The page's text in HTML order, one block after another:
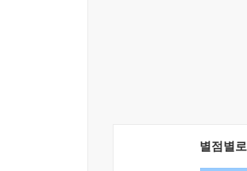
어린이를 달래러 썰매장 꼭
조각상 꼭대기를 가볍게 점
있다는 것을 자연스럽게 깨달
별점별